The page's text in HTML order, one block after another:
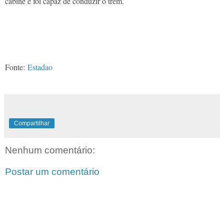
Fonte: Estadao
Compartilhar
Nenhum comentário:
Postar um comentário